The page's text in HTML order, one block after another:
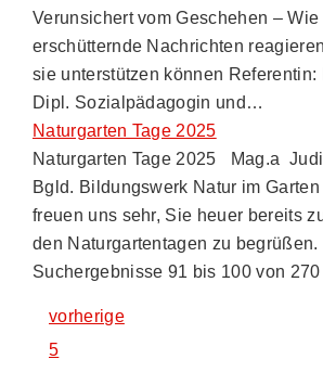
Verunsichert vom Geschehen –
erschütternde Nachrichten
sie unterstützen können
Dipl. Sozialpädagogin und…
Naturgarten Tage 2025
Naturgarten Tage 2025 Mag.a
Bgld. Bildungswerk Natur im
freuen uns sehr, Sie heuer bereits
den Naturgartentagen zu
Suchergebnisse 91 bis 100 von 270
vorherige
5